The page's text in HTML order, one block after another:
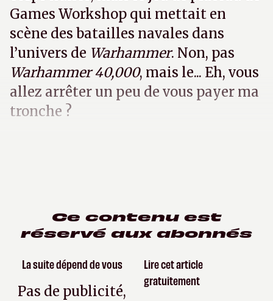
Games Workshop qui mettait en
scène des batailles navales dans
l’univers de Warhammer. Non, pas
Warhammer 40,000, mais le... Eh, vous
allez arrêter un peu de vous payer ma
tronche ?
Ce contenu est
réservé aux abonnés
La suite dépend de vous
Pas de publicité,
Lire cet article
gratuitement